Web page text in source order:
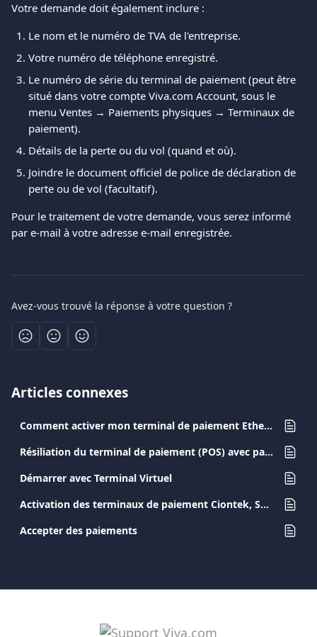
Votre demande doit également inclure :
Le nom et le numéro de TVA de l'entreprise.
Votre numéro de téléphone enregistré.
Le numéro de série du terminal de paiement (peut être
situé dans votre compte Viva.com Account, sous le
menu Ventes → Paiements physiques → Terminaux de
paiement).
Détails de la perte ou du vol (quand et où).
Joindre le document officiel de police de déclaration de
perte ou de vol (facultatif).
Pour le traitement de votre demande, vous serez informé
par e-mail à votre adresse e-mail enregistrée.
Avez-vous trouvé la réponse à votre question ?
Articles connexes
Comment activer mon terminal de paiement Ethernet Android ?
Résiliation du terminal de paiement (POS) avec paiement mensuel
Démarrer avec Terminal Virtuel
Activation des terminaux de paiement Ciontek, Sunmi et PAX A8900
Accepter des paiements